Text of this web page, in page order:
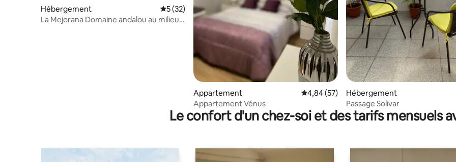
Hébergement Évaluation moyenne sur la base de 32 commentaires : 5 sur 5
5 (32)
La Mejorana Domaine andalou au milieu
Appartement Évaluation moyenne sur la base de 57
4,84 (57)
Appartement Vénus
Hébergement
Passage Solivar
Le confort d'un chez-soi et des tarifs mensuels